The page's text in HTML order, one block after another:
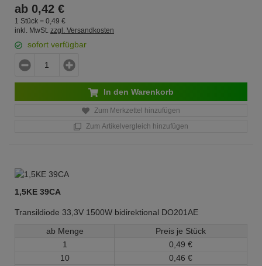
ab 0,42 €
1 Stück = 0, 49 €
inkl. MwSt. zzgl. Versandkosten
sofort verfügbar
In den Warenkorb
Zum Merkzettel hinzufügen
Zum Artikelvergleich hinzufügen
1,5KE 39CA
Transildiode 33,3V 1500W bidirektional DO201AE
ab Menge
Preis je Stück
1
0, 49 €
10
0, 46 €